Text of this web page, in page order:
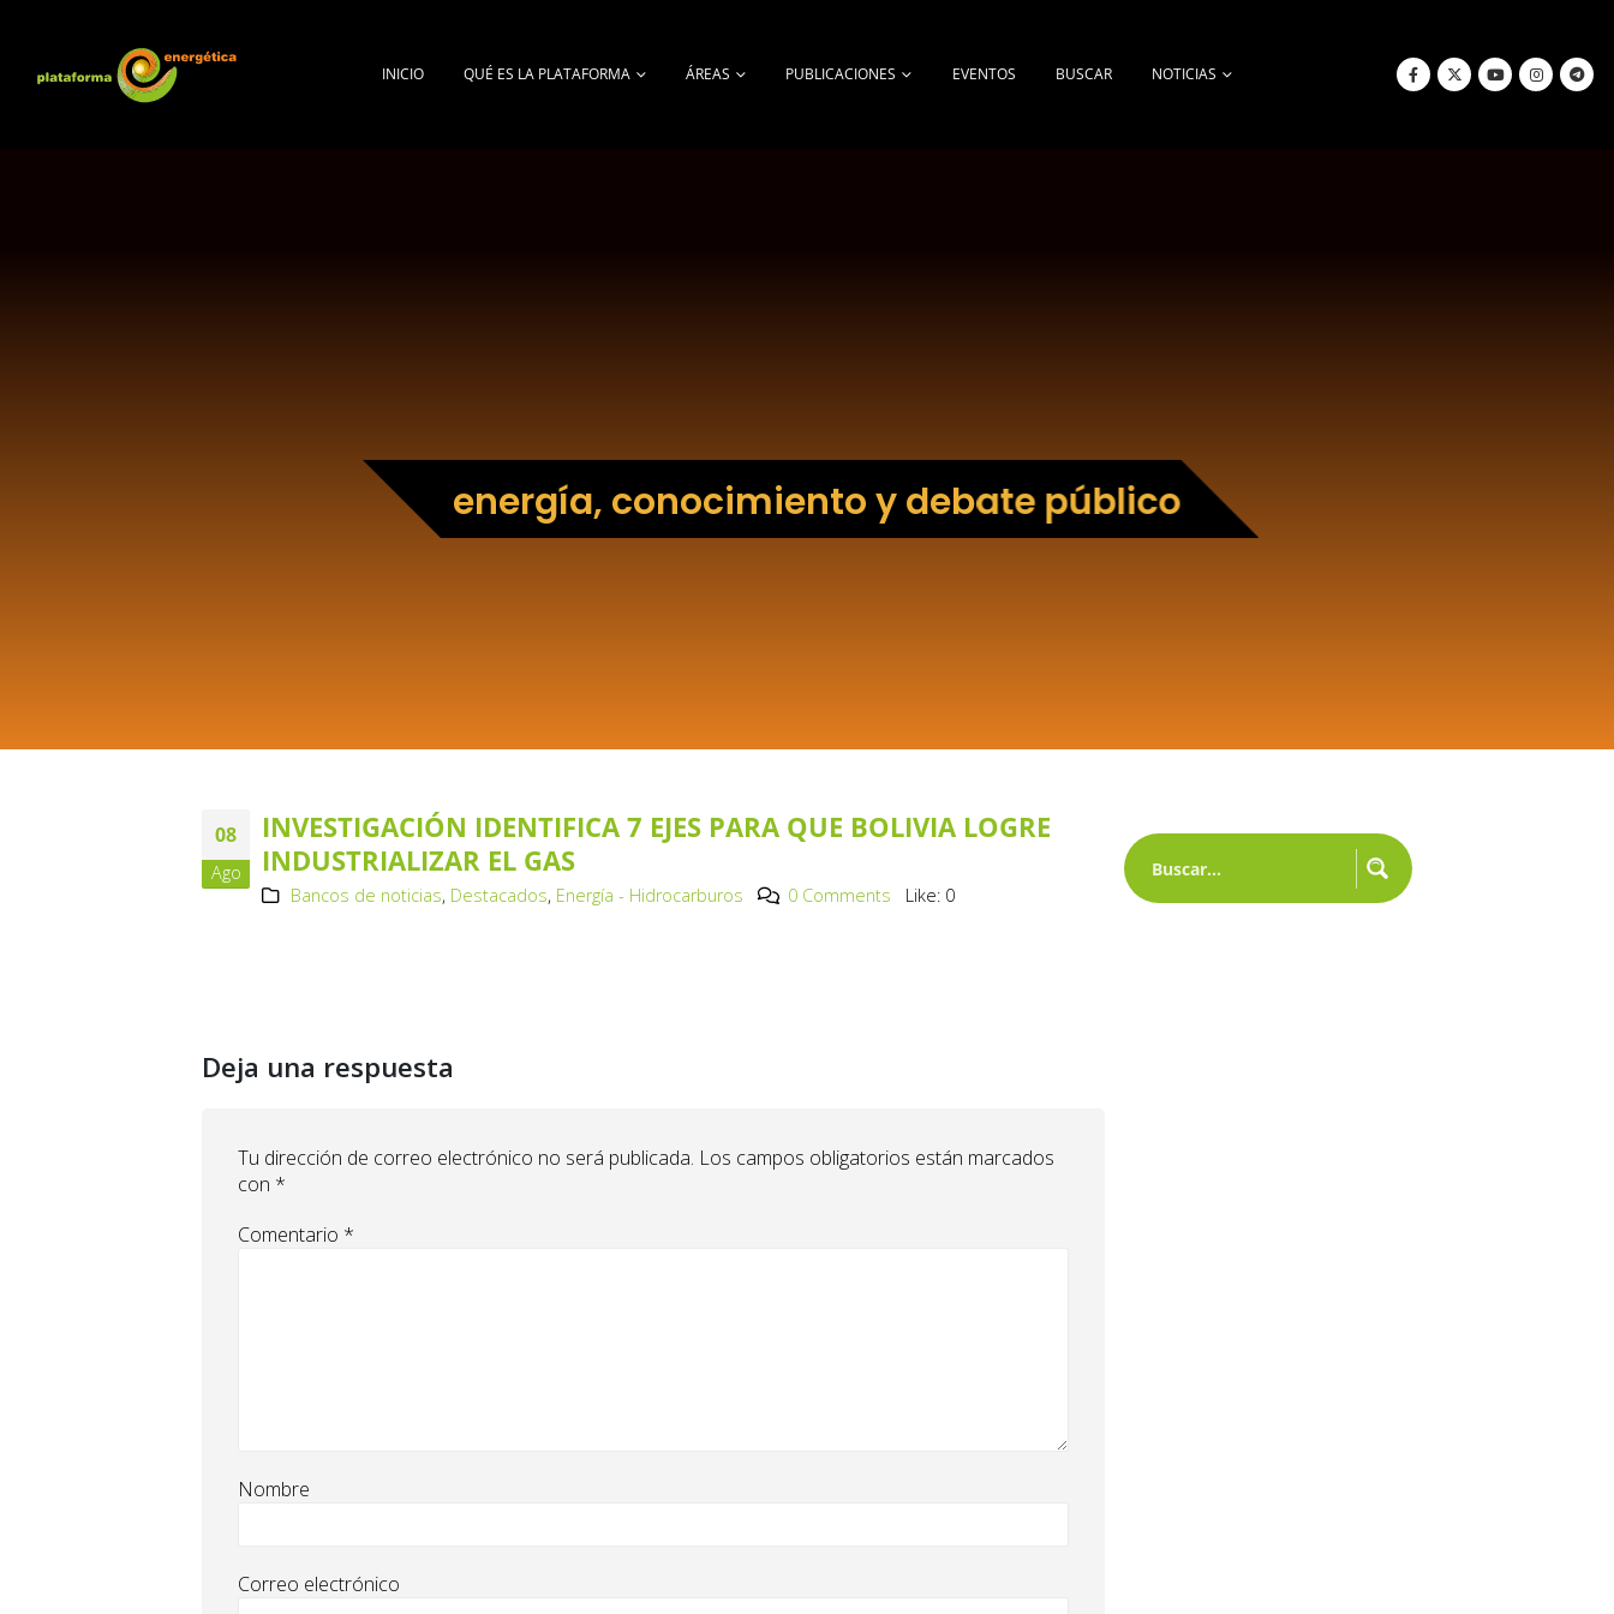
INICIO QUÉ ES LA PLATAFORMA ÁREAS PUBLICACIONES EVENTOS BUSCAR NOTICIAS
energía, conocimiento y debate público
08
Ago
INVESTIGACIÓN IDENTIFICA 7 EJES PARA QUE BOLIVIA LOGRE
INDUSTRIALIZAR EL GAS
Bancos de noticias, Destacados, Energía - Hidrocarburos 0 Comments Like: 0
Deja una respuesta
Tu dirección de correo electrónico no será publicada. Los campos obligatorios están marcados
con *
Comentario *
Nombre
Correo electrónico